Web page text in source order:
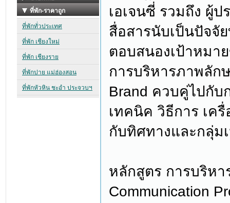
เอเจนซี่ รวมถึง ผู้ป
สื่อสารนับเป็นปัจจั
ตอบสนองเป้าหมา
การบริหารภาพลัก
Brand ควบคู่ไปกับ
เทคนิค วิธีการ เค
กับทิศทางและกลุ่ม
หลักสูตร การบริหา
Communication